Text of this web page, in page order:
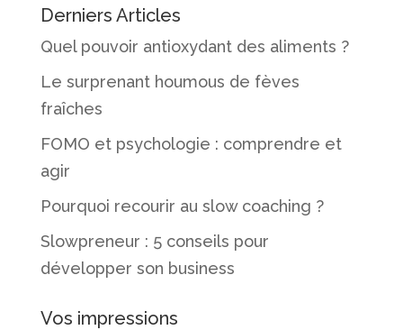
Derniers Articles
Quel pouvoir antioxydant des aliments ?
Le surprenant houmous de fèves
fraîches
FOMO et psychologie : comprendre et
agir
Pourquoi recourir au slow coaching ?
Slowpreneur : 5 conseils pour
développer son business
Vos impressions